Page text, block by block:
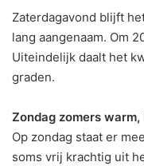
Zaterdagavond blijft
lang aangenaam. Om
Uiteindelijk daalt het
graden.
Zondag zomers
Op zondag staat er
soms vrij krachtig uit